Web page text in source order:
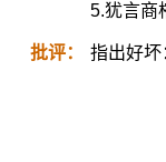
5.犹言商
批评： 指出好坏